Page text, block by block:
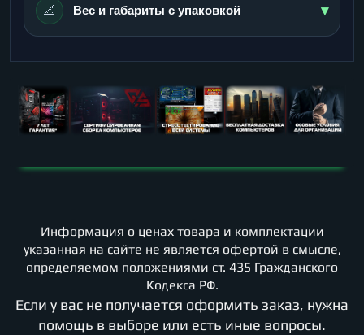
📐 Вес и габариты с упаковкой ▾
Информация о ценах товара и комплектации
указанная на сайте не является офертой в смысле,
определяемом положениями ст. 435 Гражданского
Кодекса РФ.
Если у вас не получается оформить заказ, нужна
помощь в выборе или есть иные вопросы.